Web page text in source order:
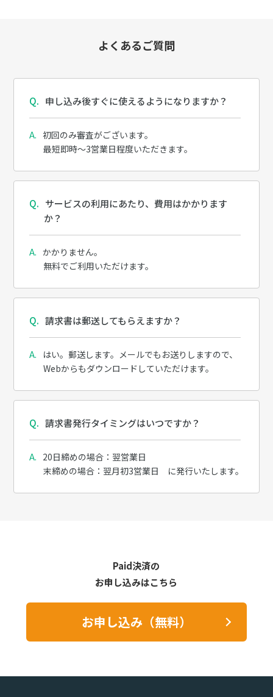
よくあるご質問
申し込み後すぐに使えるようになりますか？
初回のみ審査がございます。
最短即時～3営業日程度いただきます。
サービスの利用にあたり、費用はかかります
か？
かかりません。
無料でご利用いただけます。
請求書は郵送してもらえますか？
はい。郵送します。メールでもお送りしますので、
Webからもダウンロードしていただけます。
請求書発行タイミングはいつですか？
20日締めの場合：翌営業日
末締めの場合：翌月初3営業日 に発行いたします。
Paid決済の
お申し込みはこちら
お申し込み（無料）